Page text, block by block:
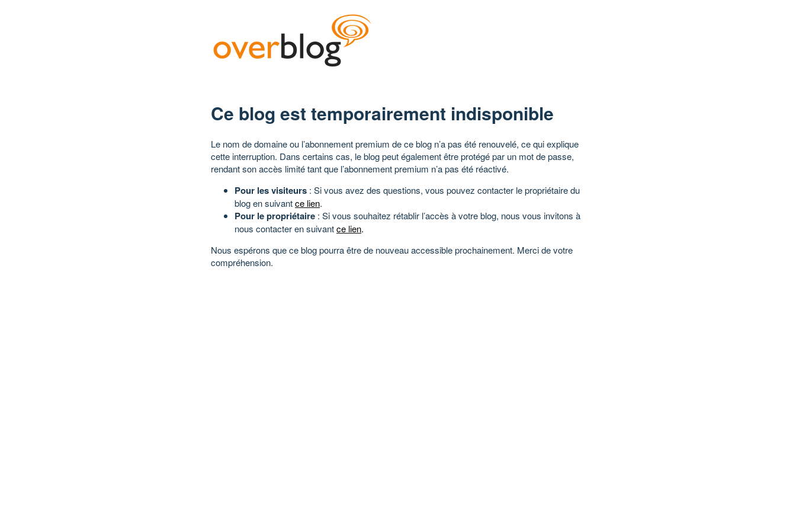
Ce blog est temporairement indisponible
Le nom de domaine ou l’abonnement premium de ce blog n’a pas été renouvelé, ce qui explique
cette interruption. Dans certains cas, le blog peut également être protégé par un mot de passe,
rendant son accès limité tant que l’abonnement premium n’a pas été réactivé.
Pour les visiteurs : Si vous avez des questions, vous pouvez contacter le propriétaire du
blog en suivantce lien.
Pour le propriétaire : Si vous souhaitez rétablir l’accès à votre blog, nous vous invitons à
nous contacter en suivantce lien.
Nous espérons que ce blog pourra être de nouveau accessible prochainement. Merci de votre
compréhension.